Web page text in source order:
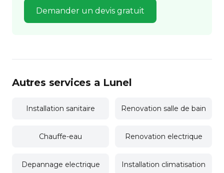
Demander un devis gratuit
Autres services a Lunel
Installation sanitaire Renovation salle de bain
Chauffe-eau Renovation electrique
Depannage electrique Installation climatisation